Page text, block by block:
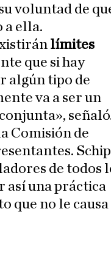
voluntad de
a ella.
límites
que si hay
algún tipo de
va a ser un
Comisión de
de todos
así una práctica
que no le causa